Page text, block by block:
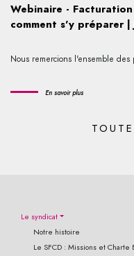
Webinaire -
comment s'y préparer
Nous remercions l'ensemble
En savoir plus
Le syndicat
Notre histoire
Le SFCD : Missions et Charte